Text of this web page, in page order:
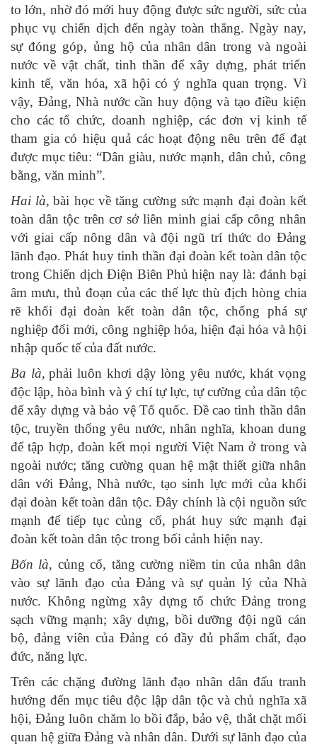
to lớn, nhờ đó mới huy động được sức người, sức của
phục vụ chiến dịch đến ngày toàn thắng. Ngày nay,
sự đóng góp, ủng hộ của nhân dân trong và ngoài
nước về vật chất, tinh thần để xây dựng, phát triển
kinh tế, văn hóa, xã hội có ý nghĩa quan trọng. Vì
vậy, Đảng, Nhà nước cần huy động và tạo điều kiện
cho các tổ chức, doanh nghiệp, các đơn vị kinh tế
tham gia có hiệu quả các hoạt động nêu trên để đạt
được mục tiêu: “Dân giàu, nước mạnh, dân chủ, công
bằng, văn minh”.
Hai là, bài học về tăng cường sức mạnh đại đoàn kết
toàn dân tộc trên cơ sở liên minh giai cấp công nhân
với giai cấp nông dân và đội ngũ trí thức do Đảng
lãnh đạo. Phát huy tinh thần đại đoàn kết toàn dân tộc
trong Chiến dịch Điện Biên Phủ hiện nay là: đánh bại
âm mưu, thủ đoạn của các thế lực thù địch hòng chia
rẽ khối đại đoàn kết toàn dân tộc, chống phá sự
nghiệp đổi mới, công nghiệp hóa, hiện đại hóa và hội
nhập quốc tế của đất nước.
Ba là, phải luôn khơi dậy lòng yêu nước, khát vọng
độc lập, hòa bình và ý chí tự lực, tự cường của dân tộc
để xây dựng và bảo vệ Tổ quốc. Đề cao tinh thần dân
tộc, truyền thống yêu nước, nhân nghĩa, khoan dung
để tập hợp, đoàn kết mọi người Việt Nam ở trong và
ngoài nước; tăng cường quan hệ mật thiết giữa nhân
dân với Đảng, Nhà nước, tạo sinh lực mới của khối
đại đoàn kết toàn dân tộc. Đây chính là cội nguồn sức
mạnh để tiếp tục củng cố, phát huy sức mạnh đại
đoàn kết toàn dân tộc trong bối cảnh hiện nay.
Bốn là, củng cố, tăng cường niềm tin của nhân dân
vào sự lãnh đạo của Đảng và sự quản lý của Nhà
nước. Không ngừng xây dựng tổ chức Đảng trong
sạch vững mạnh; xây dựng, bồi dưỡng đội ngũ cán
bộ, đảng viên của Đảng có đầy đủ phẩm chất, đạo
đức, năng lực.
Trên các chặng đường lãnh đạo nhân dân đấu tranh
hướng đến mục tiêu độc lập dân tộc và chủ nghĩa xã
hội, Ðảng luôn chăm lo bồi đắp, bảo vệ, thắt chặt mối
quan hệ giữa Ðảng và nhân dân. Dưới sự lãnh đạo của